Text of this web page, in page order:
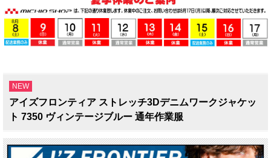
NEW
アイズフロンティア ストレッチ3Dデニムワークジャケッ
ト 7350 ヴィンテージブルー 通年作業服